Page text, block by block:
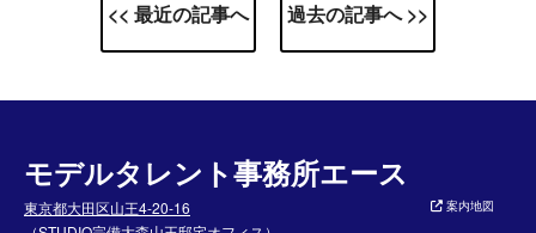
<< 最近の記事へ 過去の記事へ >>
モデルタレント事務所エース
東京都大田区山王4-20-16
案内地図